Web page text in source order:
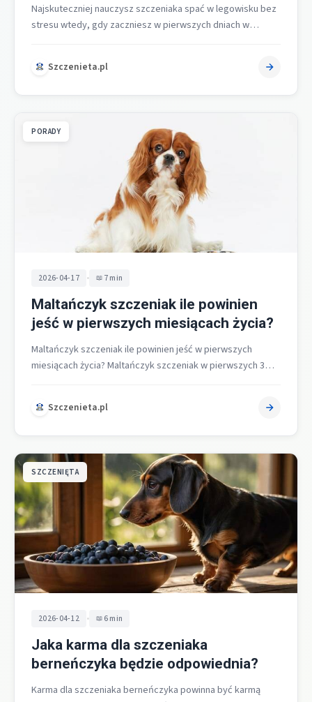
Najskuteczniej nauczysz szczeniaka spać w legowisku bez
stresu wtedy, gdy zaczniesz w pierwszych dniach w
Szczenieta.pl
PORADY
2026-04-17 • 7 min
Maltańczyk szczeniak ile powinien
jeść w pierwszych miesiącach życia?
Maltańczyk szczeniak ile powinien jeść w pierwszych
miesiącach życia? Maltańczyk szczeniak w pierwszych 3
Szczenieta.pl
SZCZENIĘTA
2026-04-12 • 6 min
Jaka karma dla szczeniaka
berneńczyka będzie odpowiednia?
Karma dla szczeniaka berneńczyka powinna być karmą